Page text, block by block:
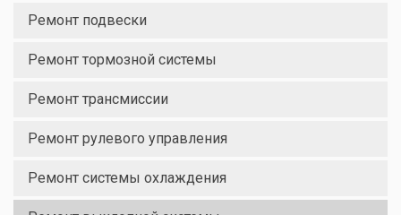
Ремонт подвески
Ремонт тормозной системы
Ремонт трансмиссии
Ремонт рулевого управления
Ремонт системы охлаждения